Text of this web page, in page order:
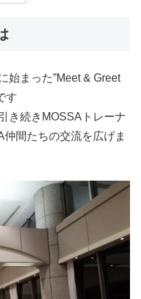
始まった”Meet & Greet
す
き続きMOSSAトレーナ
間たちの交流を広げま